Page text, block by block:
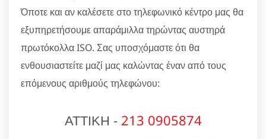
Όποτε και αν καλέσετε στο τηλεφωνικό κέντρο μας θα
εξυπηρετήσουμε απαράμιλλα τηρώντας αυστηρά
πρωτόκολλα ISO. Σας υποσχόμαστε ότι θα
ενθουσιαστείτε μαζί μας καλώντας έναν από τους
επόμενους αριθμούς τηλεφώνου:
ΑΤΤΙΚΗ - 213 0905874